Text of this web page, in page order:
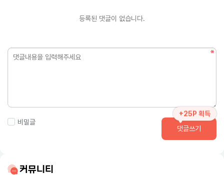
등록된 댓글이 없습니다.
비밀글
+25P 획득
댓글쓰기
커뮤니티